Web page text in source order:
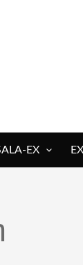
JOFRE
YORCH
MAGALÍ
«NO
EX